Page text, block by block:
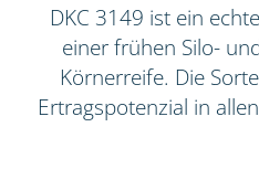
DKC 3149 ist ein
einer frühen Silo-
Körnerreife. Die
Ertragspotenzial in